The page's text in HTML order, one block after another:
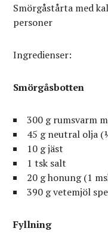
Smörgåstårta med
personer
Ingredienser:
Smörgåsbotten
300 g rumsvarm
45 g neutral olja
10 g jäst
1 tsk salt
20 g honung (1
390 g vetemjöl
Fyllning